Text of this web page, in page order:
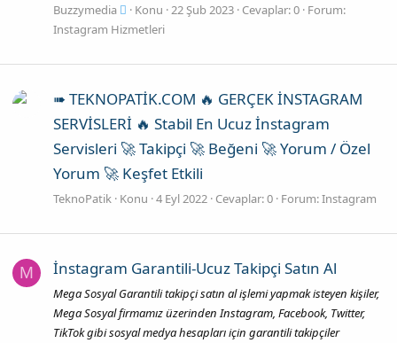
Buzzymedia
Konu 22 Şub 2023 Cevaplar: 0 Forum:
Instagram Hizmetleri
➠ TEKNOPATİK.COM 🔥 GERÇEK İNSTAGRAM
SERVİSLERİ 🔥 Stabil En Ucuz İnstagram
Servisleri 🚀 Takipçi 🚀 Beğeni 🚀 Yorum / Özel
Yorum 🚀 Keşfet Etkili
TeknoPatik Konu 4 Eyl 2022 Cevaplar: 0 Forum:Instagram
M İnstagram Garantili-Ucuz Takipçi Satın Al
Mega Sosyal Garantili takipçi satın al işlemi yapmak isteyen kişiler,
Mega Sosyal firmamız üzerinden Instagram, Facebook, Twitter,
TikTok gibi sosyal medya hesapları için garantili takipçiler